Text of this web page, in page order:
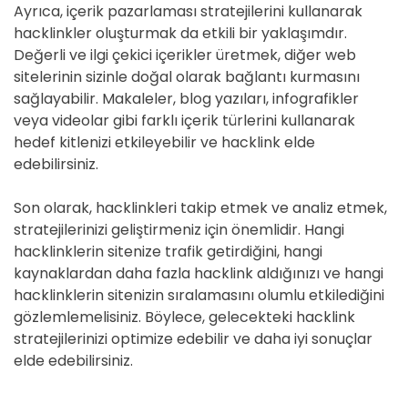
Ayrıca, içerik pazarlaması stratejilerini kullanarak
hacklinkler oluşturmak da etkili bir yaklaşımdır.
Değerli ve ilgi çekici içerikler üretmek, diğer web
sitelerinin sizinle doğal olarak bağlantı kurmasını
sağlayabilir. Makaleler, blog yazıları, infografikler
veya videolar gibi farklı içerik türlerini kullanarak
hedef kitlenizi etkileyebilir ve hacklink elde
edebilirsiniz.
Son olarak, hacklinkleri takip etmek ve analiz etmek,
stratejilerinizi geliştirmeniz için önemlidir. Hangi
hacklinklerin sitenize trafik getirdiğini, hangi
kaynaklardan daha fazla hacklink aldığınızı ve hangi
hacklinklerin sitenizin sıralamasını olumlu etkilediğini
gözlemlemelisiniz. Böylece, gelecekteki hacklink
stratejilerinizi optimize edebilir ve daha iyi sonuçlar
elde edebilirsiniz.